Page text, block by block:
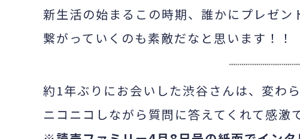
新生活の始まるこの時期、誰かにプレゼ
繋がっていくのも素敵だなと思います！！
約1年ぶりにお会いした渋谷さんは、変わ
ニコニコしながら質問に答えてくれて感激で